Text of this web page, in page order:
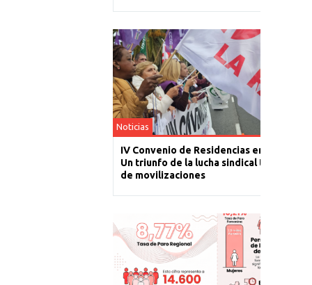
Noticias
IV Convenio de Residencias en La Rioja:
Un triunfo de la lucha sindical tras un año
de movilizaciones